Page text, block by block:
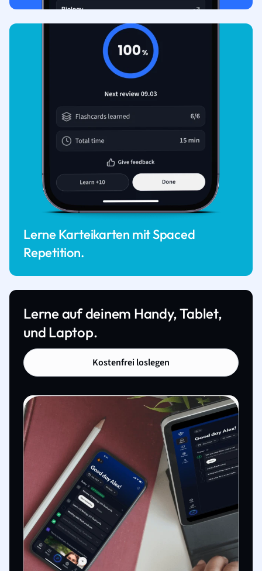
Lerne Karteikarten mit Spaced
Repetition.
Lerne auf deinem Handy, Tablet,
und Laptop.
Kostenfrei loslegen